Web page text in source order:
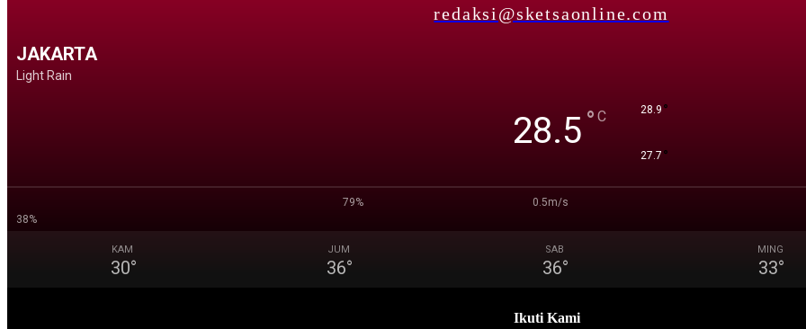
redaksi@sketsaonline.com
JAKARTA
Light Rain
28.5 ° C 28.9 °
27.7 °
79%
0.5m/s
38%
KAM
30°
JUM
36°
SAB
36°
MING
33°
Ikuti Kami